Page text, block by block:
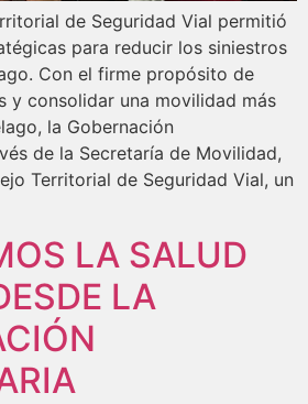
de Seguridad Vial permitió
para reducir los siniestros
Con el firme propósito de
y consolidar una movilidad más
la Gobernación
de la Secretaría de Movilidad,
Territorial de Seguridad Vial, un
LA SALUD
LA